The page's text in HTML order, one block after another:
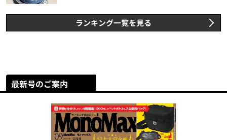
ランキング一覧を見る
最新号のご案内